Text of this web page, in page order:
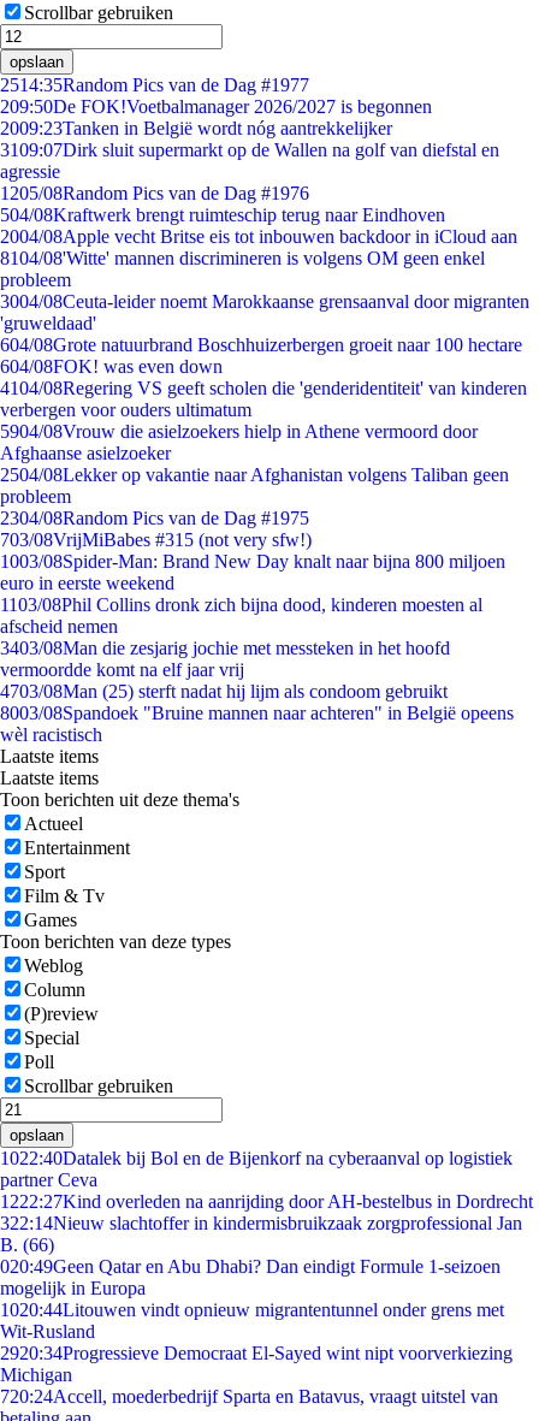
Scrollbar gebruiken
opslaan
2514:35Random Pics van de Dag #1977
209:50De FOK!Voetbalmanager 2026/2027 is begonnen
2009:23Tanken in België wordt nóg aantrekkelijker
3109:07Dirk sluit supermarkt op de Wallen na golf van diefstal en
agressie
1205/08Random Pics van de Dag #1976
504/08Kraftwerk brengt ruimteschip terug naar Eindhoven
2004/08Apple vecht Britse eis tot inbouwen backdoor in iCloud aan
8104/08'Witte' mannen discrimineren is volgens OM geen enkel
probleem
3004/08Ceuta-leider noemt Marokkaanse grensaanval door migranten
'gruweldaad'
604/08Grote natuurbrand Boschhuizerbergen groeit naar 100 hectare
604/08FOK! was even down
4104/08Regering VS geeft scholen die 'genderidentiteit' van kinderen
verbergen voor ouders ultimatum
5904/08Vrouw die asielzoekers hielp in Athene vermoord door
Afghaanse asielzoeker
2504/08Lekker op vakantie naar Afghanistan volgens Taliban geen
probleem
2304/08Random Pics van de Dag #1975
703/08VrijMiBabes #315 (not very sfw!)
1003/08Spider-Man: Brand New Day knalt naar bijna 800 miljoen
euro in eerste weekend
1103/08Phil Collins dronk zich bijna dood, kinderen moesten al
afscheid nemen
3403/08Man die zesjarig jochie met messteken in het hoofd
vermoordde komt na elf jaar vrij
4703/08Man (25) sterft nadat hij lijm als condoom gebruikt
8003/08Spandoek "Bruine mannen naar achteren" in België opeens
wèl racistisch
Laatste items
Laatste items
Toon berichten uit deze thema's
Actueel
Entertainment
Sport
Film & Tv
Games
Toon berichten van deze types
Weblog
Column
(P)review
Special
Poll
Scrollbar gebruiken
opslaan
1022:40Datalek bij Bol en de Bijenkorf na cyberaanval op logistiek
partner Ceva
1222:27Kind overleden na aanrijding door AH-bestelbus in Dordrecht
322:14Nieuw slachtoffer in kindermisbruikzaak zorgprofessional Jan
B. (66)
020:49Geen Qatar en Abu Dhabi? Dan eindigt Formule 1-seizoen
mogelijk in Europa
1020:44Litouwen vindt opnieuw migrantentunnel onder grens met
Wit-Rusland
2920:34Progressieve Democraat El-Sayed wint nipt voorverkiezing
Michigan
720:24Accell, moederbedrijf Sparta en Batavus, vraagt uitstel van